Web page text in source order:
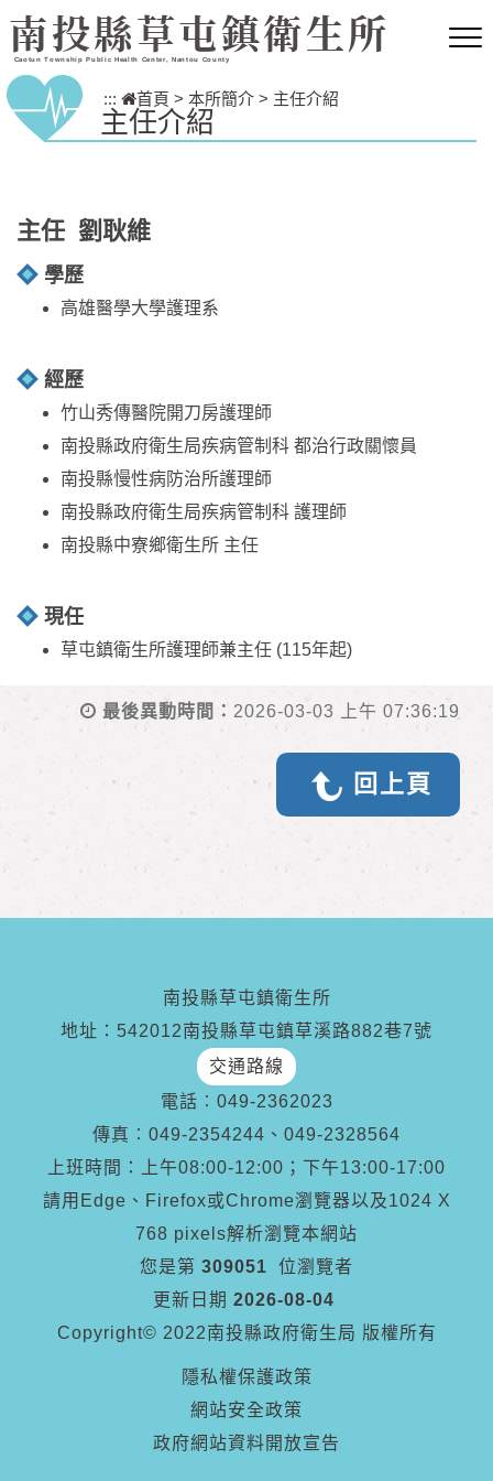
跳到主要內容區塊
南投縣草屯鎮衛生所
Caotun Township Public Health Center, Nantou County
::: 首頁 > 本所簡介 > 主任介紹
主任介紹
主任 劉耿維
學歷
高雄醫學大學護理系
經歷
竹山秀傳醫院開刀房護理師
南投縣政府衛生局疾病管制科 都治行政關懷員
南投縣慢性病防治所護理師
南投縣政府衛生局疾病管制科 護理師
南投縣中寮鄉衛生所 主任
現任
草屯鎮衛生所護理師兼主任 (115年起)
最後異動時間： 2026-03-03 上午 07:36:19
回上頁
南投縣草屯鎮衛生所
地址：542012南投縣草屯鎮草溪路882巷7號
交通路線
電話︰ 049-2362023
傳真︰ 049-2354244、049-2328564
上班時間：上午08:00-12:00；下午13:00-17:00
請用Edge、Firefox或Chrome瀏覽器以及1024 X
768 pixels解析瀏覽本網站
您是第 309051
位瀏覽者
更新日期 2026-08-04
Copyright© 2022南投縣政府衛生局 版權所有
隱私權保護政策
網站安全政策
政府網站資料開放宣告